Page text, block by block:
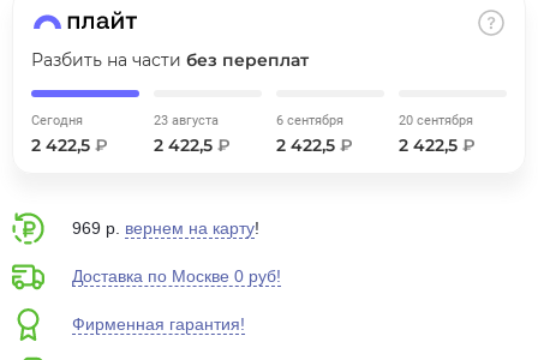
Разбить на части без переплат
Сегодня
2 422,5 ₽
23 августа
2 422,5 ₽
6 сентября
2 422,5 ₽
20 сентября
2 422,5 ₽
969 р. вернем на карту!
Доставка по Москве 0 руб!
Фирменная гарантия!